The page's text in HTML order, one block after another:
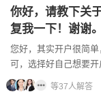
你好，请教下关
复我一下！谢谢。
您好，其实开户很简
可，选择好自己想要
去附近营业网点办理，
等37人解答